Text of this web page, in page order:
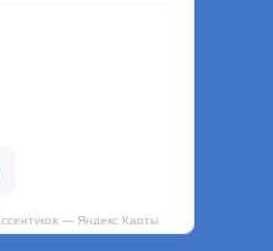
— Яндекс Карты